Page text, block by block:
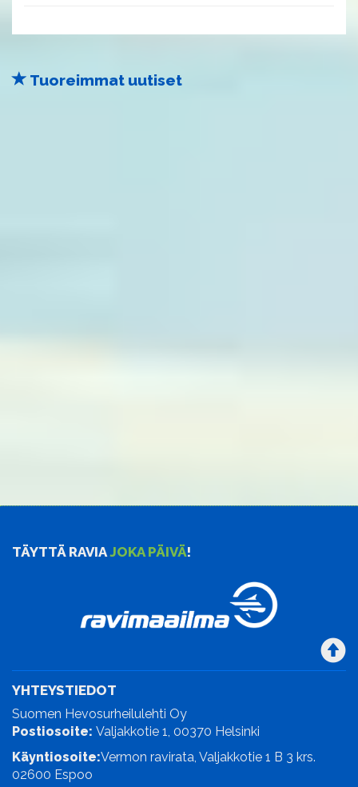
Tuoreimmat uutiset
TÄYTTÄ RAVIAJOKA PÄIVÄ!
YHTEYSTIEDOT
Suomen Hevosurheilulehti Oy
Postiosoite: Valjakkotie 1, 00370 Helsinki
Käyntiosoite:Vermon ravirata, Valjakkotie 1 B 3 krs.
02600 Espoo